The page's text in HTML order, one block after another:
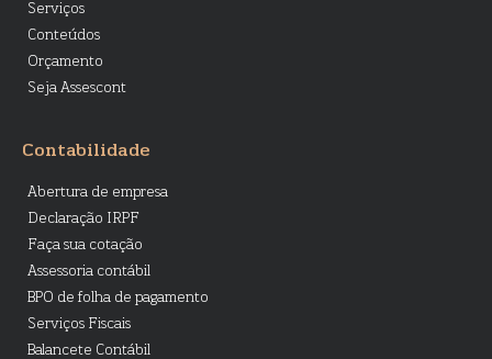
Serviços
Conteúdos
Orçamento
Seja Assescont
Contabilidade
Abertura de empresa
Declaração IRPF
Faça sua cotação
Assessoria contábil
BPO de folha de pagamento
Serviços Fiscais
Balancete Contábil